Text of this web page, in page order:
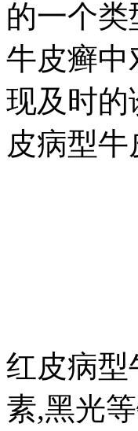
的一个
牛皮癣中
现及时的
皮病型
红皮病型
素,黑光